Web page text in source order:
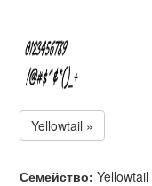
Yellowtail »
Семейство: Yellowtail